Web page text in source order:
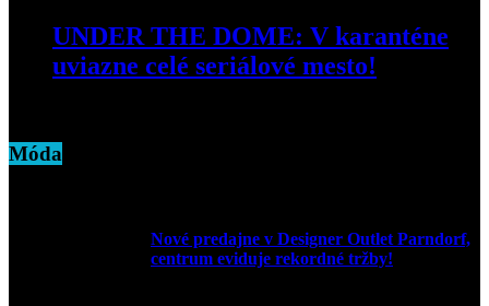
UNDER THE DOME: V karanténe
uviazne celé seriálové mesto!
Móda
Nové predajne v Designer Outlet Parndorf,
centrum eviduje rekordné tržby!